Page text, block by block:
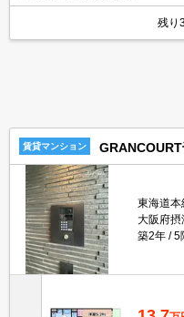
残り
賃貸マンション
東海道本
大阪府摂
築2年
5